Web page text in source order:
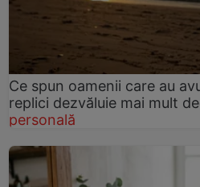
Ce spun oamenii care au
replici dezvăluie mai mult
personală